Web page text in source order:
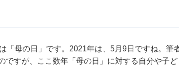
「母の日」です。2021年は、5月9日ですね。筆
ですが、ここ数年「母の日」に対する自分や子